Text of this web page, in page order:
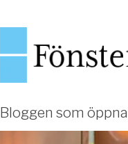
Bloggen som